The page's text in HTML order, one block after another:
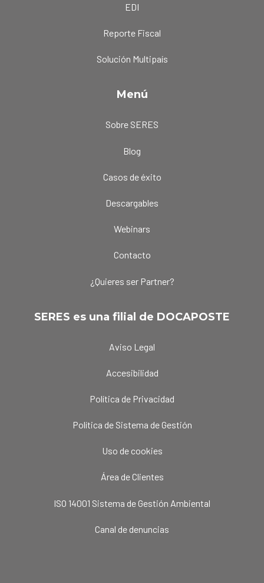
EDI
Reporte Fiscal
Solución Multipaís
Menú
Sobre SERES
Blog
Casos de éxito
Descargables
Webinars
Contacto
¿Quieres ser Partner?
SERES es una filial de DOCAPOSTE
Aviso Legal
Accesibilidad
Política de Privacidad
Política de Sistema de Gestión
Uso de cookies
Área de Clientes
ISO 14001 Sistema de Gestión Ambiental
Canal de denuncias